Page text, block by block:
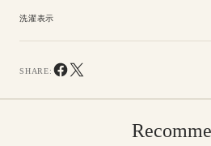
洗濯表示
SHARE: